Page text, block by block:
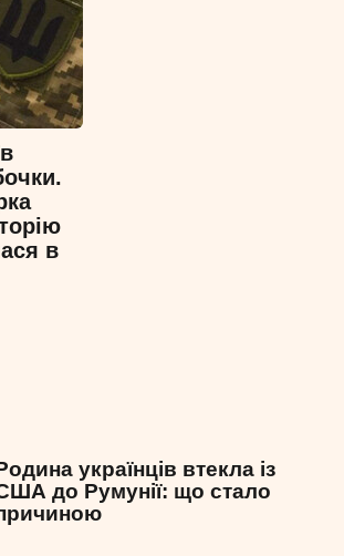
в
українців втекла із
до Румунії: що стало